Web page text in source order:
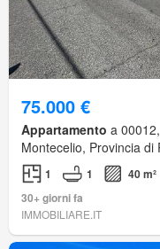
75.000 €
Appartamento a
Montecelio, Provincia di
1 1
40 m²
30+ giorni fa
IMMOBILIARE.IT